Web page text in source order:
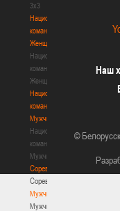
3х3
Национальная
команда.
Женщины
Национальная
команда.
Женщины
Национальная
команда.
Мужчины
Национальная
команда.
Мужчины
Соревнования
Соревнования
Мужчины
Мужчины
Наш
©